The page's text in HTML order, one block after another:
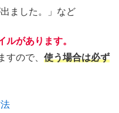
ました。」など
ルがあります。
すので、 使う場合は必ず